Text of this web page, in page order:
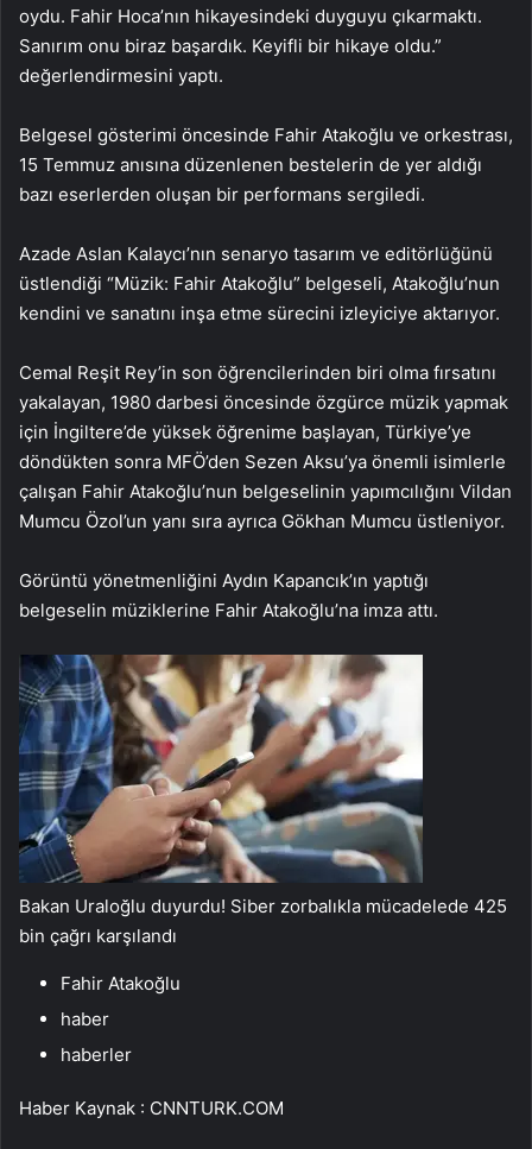
oydu. Fahir Hoca’nın hikayesindeki duyguyu çıkarmaktı.
Sanırım onu biraz başardık. Keyifli bir hikaye oldu.”
değerlendirmesini yaptı.
Belgesel gösterimi öncesinde Fahir Atakoğlu ve orkestrası,
15 Temmuz anısına düzenlenen bestelerin de yer aldığı
bazı eserlerden oluşan bir performans sergiledi.
Azade Aslan Kalaycı’nın senaryo tasarım ve editörlüğünü
üstlendiği “Müzik: Fahir Atakoğlu” belgeseli, Atakoğlu’nun
kendini ve sanatını inşa etme sürecini izleyiciye aktarıyor.
Cemal Reşit Rey’in son öğrencilerinden biri olma fırsatını
yakalayan, 1980 darbesi öncesinde özgürce müzik yapmak
için İngiltere’de yüksek öğrenime başlayan, Türkiye’ye
döndükten sonra MFÖ’den Sezen Aksu’ya önemli isimlerle
çalışan Fahir Atakoğlu’nun belgeselinin yapımcılığını Vildan
Mumcu Özol’un yanı sıra ayrıca Gökhan Mumcu üstleniyor.
Görüntü yönetmenliğini Aydın Kapancık’ın yaptığı
belgeselin müziklerine Fahir Atakoğlu’na imza attı.
Bakan Uraloğlu duyurdu! Siber zorbalıkla mücadelede 425
bin çağrı karşılandı
Fahir Atakoğlu
haber
haberler
Haber Kaynak : CNNTURK.COM